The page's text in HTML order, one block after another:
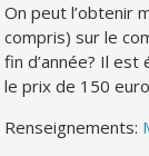
On peut l’obtenir
compris) sur le
fin d’année? Il
le prix de 150
Renseignements: